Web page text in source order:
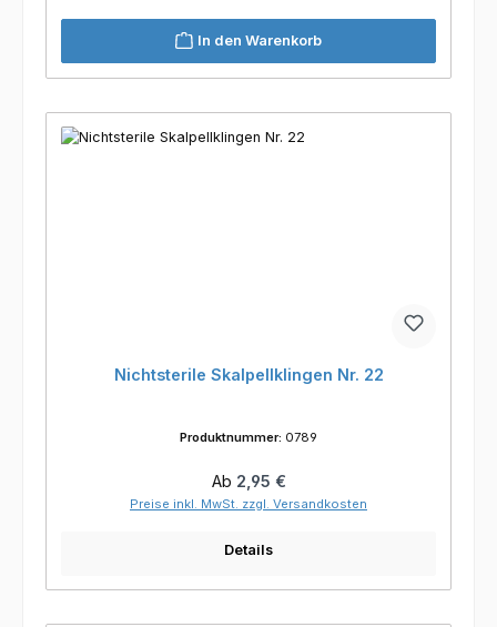
In den Warenkorb
Nichtsterile Skalpellklingen Nr. 22
Produktnummer: 0789
Regulärer Preis:
Ab 2,95 €
Preise inkl. MwSt. zzgl. Versandkosten
Details